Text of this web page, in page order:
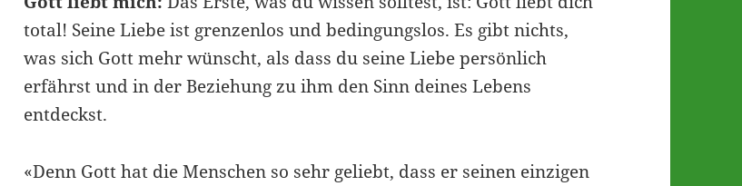
total! Seine Liebe ist grenzenlos und bedingungslos. Es gibt nichts,
was sich Gott mehr wünscht, als dass du seine Liebe persönlich
erfährst und in der Beziehung zu ihm den Sinn deines Lebens
entdeckst.
«Denn Gott hat die Menschen so sehr geliebt, dass er seinen einzigen